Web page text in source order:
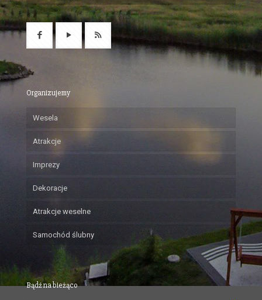
Organizujemy
Wesela
Atrakcje
Imprezy
Dekoracje
Atrakcje weselne
Samochód ślubny
Bądź na bieżąco